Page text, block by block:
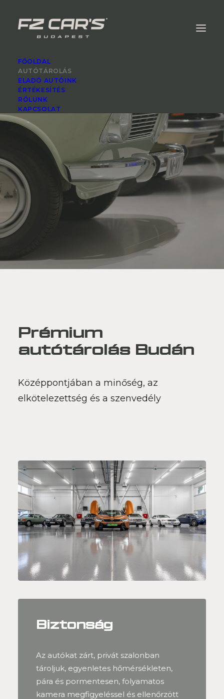
FŐOLDAL
AUTÓTÁROLÁS
ELADÓ AUTÓINK
ÉRTÉKESÍTÉS
RÓLUNK
KAPCSOLAT
Prémium
autótárolás Budán
Középpontjában a minőség, az
elkötelezettség és a szenvedély
Biztonság
Az autókat zárt, privát szalonban
tároljuk, egyenletes hőmérsékleten,
pára és pormentesen, folyamatos
kamera megfigyeléssel és ellenőrzött